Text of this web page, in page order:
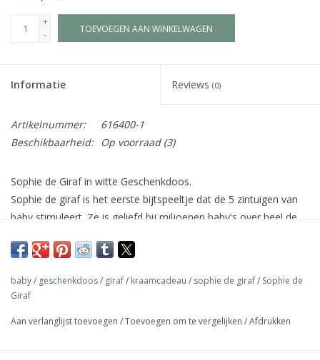
+
-
TOEVOEGEN AAN WINKELWAGEN
Informatie Reviews (0)
Artikelnummer:
616400-1
Beschikbaarheid:
Op voorraad(3)
Sophie de Giraf in witte Geschenkdoos.
Sophie de giraf is het eerste bijtspeeltje dat de 5 zintuigen van
baby stimuleert. Ze is geliefd bij miljoenen baby's over heel de
geproduceerd in Frankrijk. Ze wordt gemaakt van 100%
verf die gebruikt wordt in de voedingsmiddelenindustrie.
baby/ geschenkdoos/ giraf/ kraamcadeau / sophie de giraf/ Sophie de
Giraf
Aan verlanglijst toevoegen /Toevoegen om te vergelijken /Afdrukken